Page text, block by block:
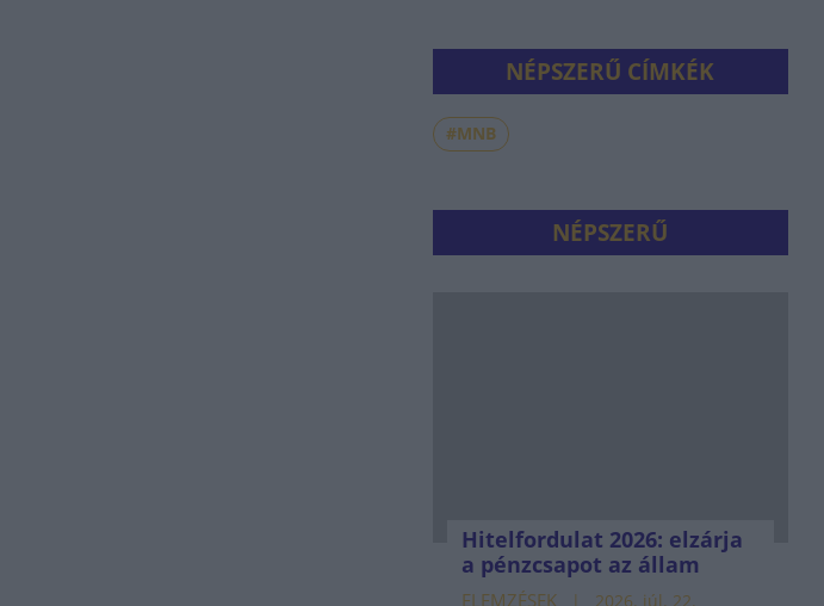
NÉPSZERŰ CÍMKÉK
#MNB
NÉPSZERŰ
Hitelfordulat 2026: elzárja
a pénzcsapot az állam
ELEMZÉSEK 2026. júl. 22.